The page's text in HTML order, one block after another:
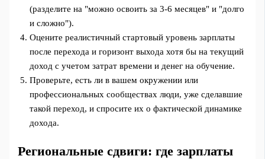
(разделите на "можно освоить за 3-6 месяцев" и "долго
и сложно").
Оцените реалистичный стартовый уровень зарплаты
после перехода и горизонт выхода хотя бы на текущий
доход с учетом затрат времени и денег на обучение.
Проверьте, есть ли в вашем окружении или
профессиональных сообществах люди, уже сделавшие
такой переход, и спросите их о фактической динамике
дохода.
Региональные сдвиги: где зарплаты